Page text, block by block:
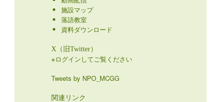
施設マップ
落語教室
資料ダウンロード
X（旧Twitter）
※ログインしてご覧ください
Tweets by NPO_MCGG
関連リンク